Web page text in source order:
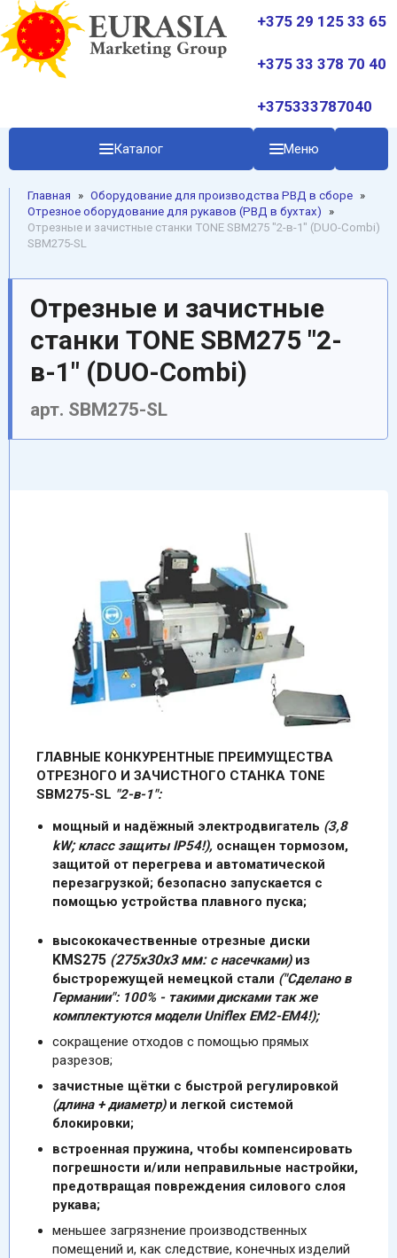
+375 29 125 33 65
+375 33 378 70 40
+375333787040
Каталог Меню
Главная » Oборудование для производства РВД в сборе »
Oтрезное оборудование для рукавов (РВД в бухтах)
»
Отрезные и зачистные станки TONE SBM275 "2-в-1" (DUO-Combi)
SBM275-SL
Отрезные и зачистные
станки TONE SBM275 "2-
в-1" (DUO-Combi)
арт. SBM275-SL
ГЛАВНЫЕ КОНКУРЕНТНЫЕ ПРЕИМУЩЕСТВА
ОТРЕЗНОГО И ЗАЧИСТНОГО СТАНКА TONE
SBM275-SL "2-в-1":
мощный и надёжный электродвигатель (3,8
kW;класс защиты IP54!), оснащен тормозом,
защитой от перегрева и автоматической
перезагрузкой; безопасно запускается с
помощью устройства плавного пуска;
высококачественные отрезные диски
KMS275 (275х30х3 мм: с насечками)из
быстрорежущей немецкой стали ("Сделано в
Германии": 100% - такими дисками так же
комплектуются модели Uniflex EM2-EM4!);
сокращение отходов с помощью прямых
разрезов;
зачистные щётки с быстрой регулировкой
(длина + диаметр) и легкой системой
блокировки;
встроенная пружина, чтобы компенсировать
погрешности и/или неправильные настройки,
предотвращая повреждения силового слоя
рукава;
меньшее загрязнение производственных
помещений и, как следствие, конечных изделий